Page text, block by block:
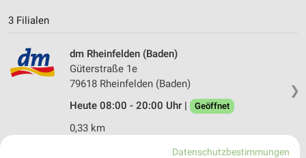
3 Filialen
❯
dm Rheinfelden (Baden)
Güterstraße 1e
79618 Rheinfelden (Baden)
Heute 08:00 - 20:00 Uhr |
Geöffnet
0,33 km
Datenschutzbestimmungen